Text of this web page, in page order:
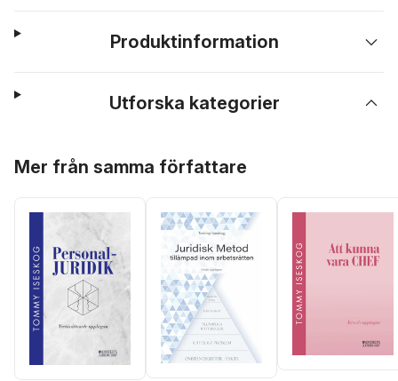
Produktinformation
Utforska kategorier
Mer från samma författare